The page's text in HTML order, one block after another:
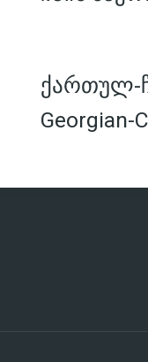
ქართულ-
Georgian-